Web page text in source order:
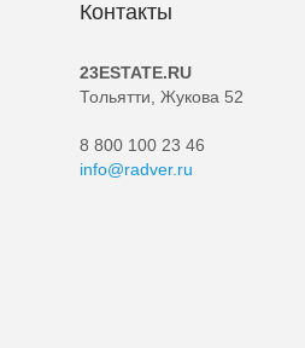
Контакты
23ESTATE.RU
Тольятти, Жукова 52
8 800 100 23 46
info@radver.ru